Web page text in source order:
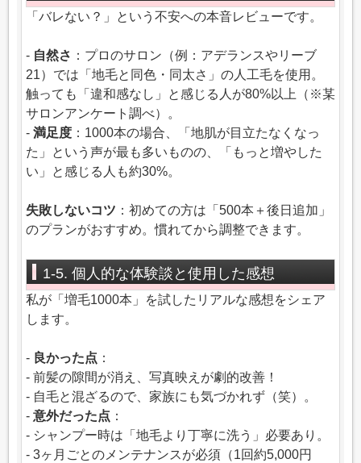
「バレない？」という不安への本音レビューです。
- 自然さ ：プロのサロン（例：アデランスやリーブ
21）では「地毛と同色・同太さ」の人工毛を使用。
触っても「違和感なし」と感じる人が80%以上（※某
サロンアンケート調べ）。
- 満足度 ：1000本の場合、「地肌が目立たなくなっ
た」という声が最も多いものの、「もっと増やした
い」と感じる人も約30%。
失敗しないコツ ：初めての方は「500本＋後日追加」
のプランがおすすめ。慣れてから調整できます。
1-5. 個人的な体験談と使用した感想
私が「増毛1000本」を試したリアルな感想をシェア
します。
- 良かった点 ：
- 前髪の隙間が消え、写真映えが劇的改善！
- 自毛と混ざるので、家族にも気づかれず（笑）。
- 意外だった点 ：
- シャンプー時は「地毛より丁寧に洗う」必要あり。
- 3ヶ月ごとのメンテナンスが必須（1回約5,000円